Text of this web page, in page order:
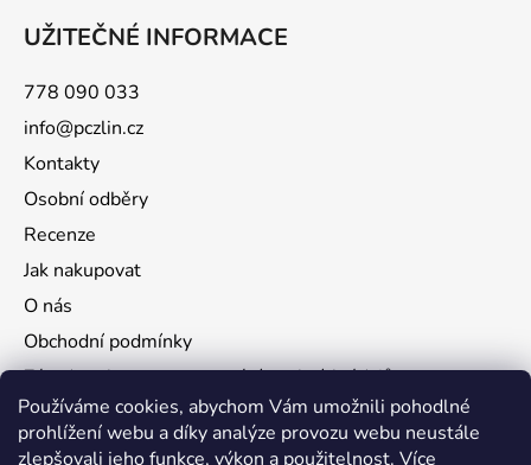
Používáme cookies, abychom Vám umožnili pohodlné
prohlížení webu a díky analýze provozu webu neustále
zlepšovali jeho funkce, výkon a použitelnost. Více
UŽITEČNÉ INFORMACE
778 090 033
info@pczlin.cz
Kontakty
Osobní odběry
Recenze
Jak nakupovat
O nás
Obchodní podmínky
Zásady ochrany a zpracování osobních údajů